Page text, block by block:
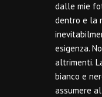
dalle mie
dentro e la
esigenza.
altrimenti.
bianco e
assumere